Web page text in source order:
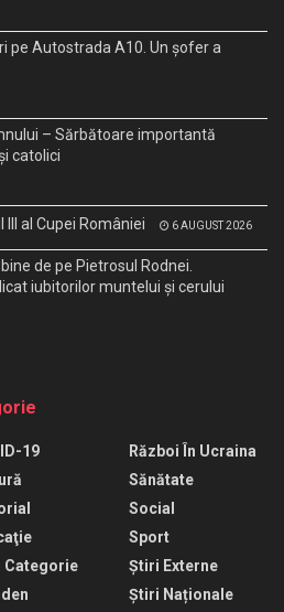
pe Autostrada A10. Un șofer a
– Sărbătoare importantă
catolici
al Cupei României 6 AUGUST 2026
de pe Pietrosul Rodnei.
iubitorilor muntelui și cerului
19
Categorie
Război În Ucraina
Sănătate
Social
Sport
Știri Externe
Știri Naționale